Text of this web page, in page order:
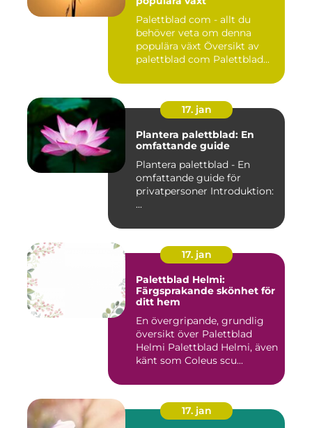
Palettblad com - allt du
behöver veta om denna
populära växt Översikt av
palettblad com Palettblad...
17. jan
Plantera palettblad: En
omfattande guide
Plantera palettblad - En
omfattande guide för
privatpersoner Introduktion:
...
17. jan
Palettblad Helmi:
Färgsprakande skönhet för
ditt hem
En övergripande, grundlig
översikt över Palettblad
Helmi Palettblad Helmi, även
känt som Coleus scu...
17. jan